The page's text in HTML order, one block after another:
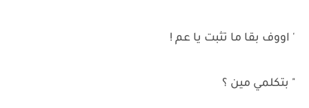
' اووف بقا ما تثبت يا عم !
" بتكلمي مين ؟